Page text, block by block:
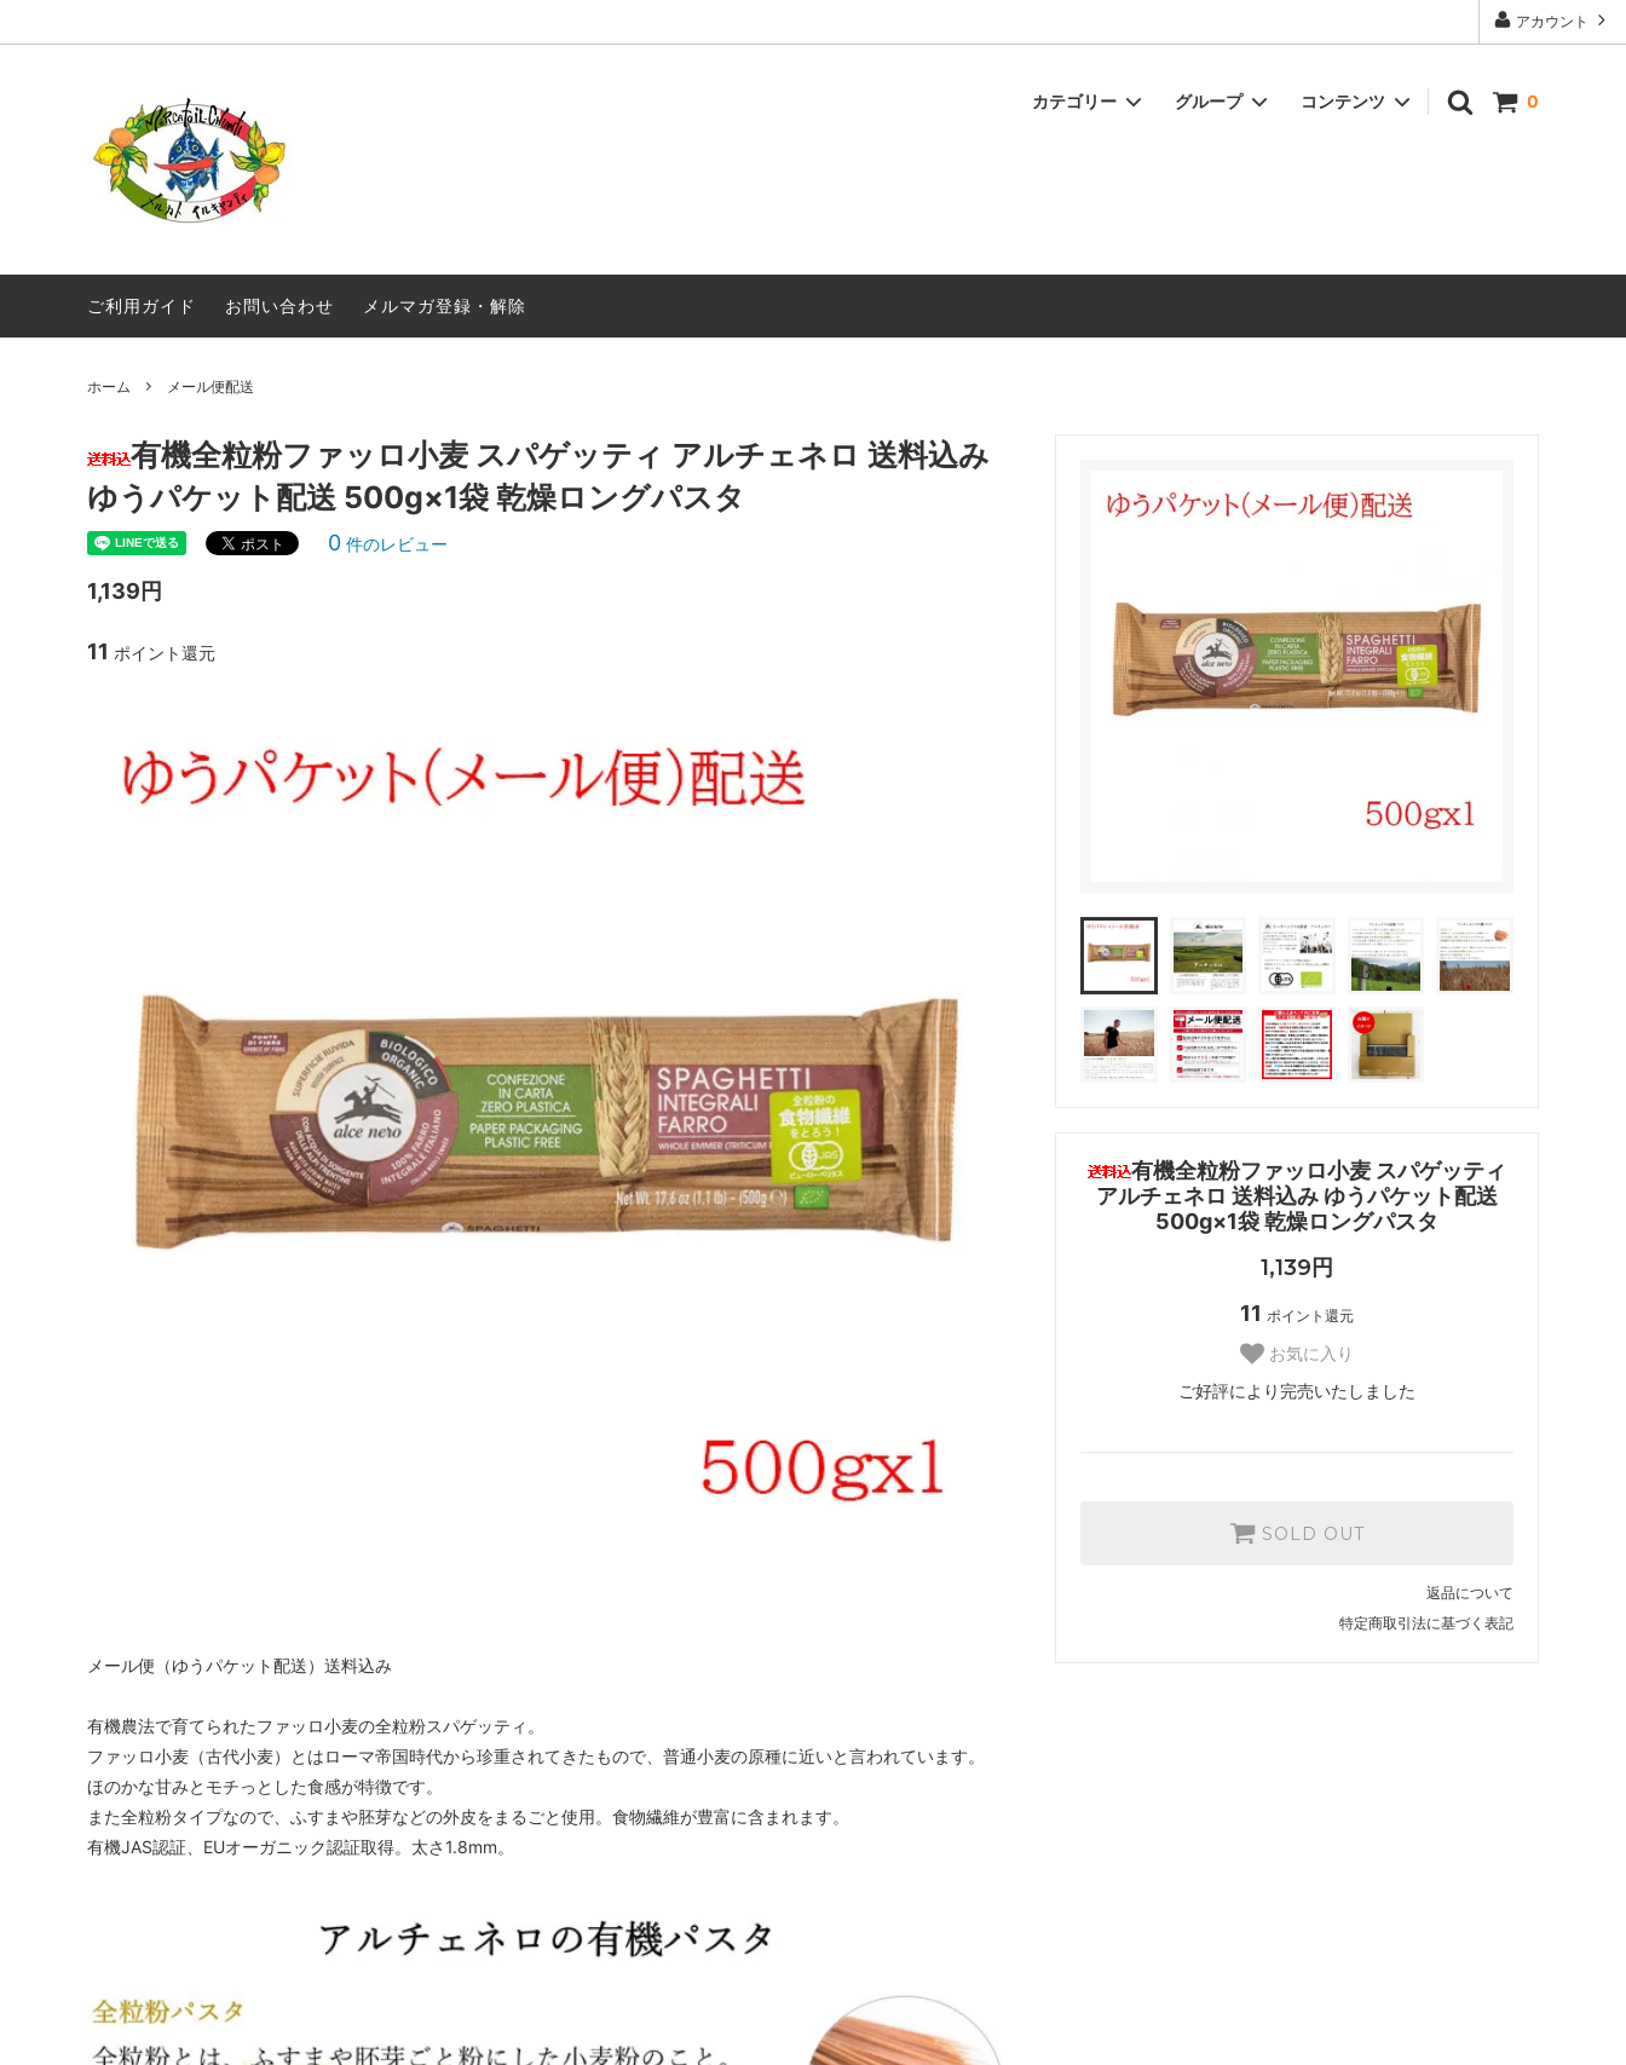
アカウント
0
カテゴリー
オリジナル商品
メール便配送
グループ
真夜中のスパゲティ
コンテンツ
毎月届く！定期便 イルキャンティドレッ
シング 380g
ご利用ガイド お問い合わせ メルマガ登録・解除
ホーム メール便配送
有機全粒粉ファッロ小麦 スパゲッティ
アルチェネロ 送料込み ゆうパケット配送
500g×1袋 乾燥ロングパスタ
1,139円
11 ポイント還元
お気に入り
ご好評により完売いたしました
SOLD OUT
返品について
特定商取引法に基づく表記
有機全粒粉ファッロ小麦 スパゲッティ アルチェネロ 送料込み
ゆうパケット配送 500g×1袋 乾燥ロングパスタ
0 件のレビュー
1,139円
11 ポイント還元
メール便（ゆうパケット配送）送料込み
有機農法で育てられたファッロ小麦の全粒粉スパゲッティ。
ファッロ小麦（古代小麦）とはローマ帝国時代から珍重されてきたもので、普通小麦の原種に近いと言われています。
ほのかな甘みとモチっとした食感が特徴です。
また全粒粉タイプなので、ふすまや胚芽などの外皮をまるごと使用。食物繊維が豊富に含まれます。
有機JAS認証、EUオーガニック認証取得。太さ1.8mm。